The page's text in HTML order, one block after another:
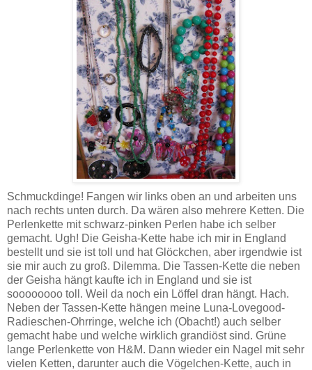
Schmuckdinge! Fangen wir links oben an und arbeiten uns
nach rechts unten durch. Da wären also mehrere Ketten. Die
Perlenkette mit schwarz-pinken Perlen habe ich selber
gemacht. Ugh! Die Geisha-Kette habe ich mir in England
bestellt und sie ist toll und hat Glöckchen, aber irgendwie ist
sie mir auch zu groß. Dilemma. Die Tassen-Kette die neben
der Geisha hängt kaufte ich in England und sie ist
soooooooo toll. Weil da noch ein Löffel dran hängt. Hach.
Neben der Tassen-Kette hängen meine Luna-Lovegood-
Radieschen-Ohrringe, welche ich (Obacht!) auch selber
gemacht habe und welche wirklich grandiöst sind. Grüne
lange Perlenkette von H&M. Dann wieder ein Nagel mit sehr
vielen Ketten, darunter auch die Vögelchen-Kette, auch in